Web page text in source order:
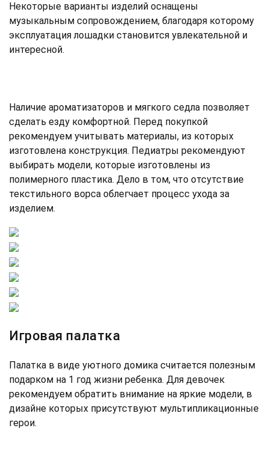
Некоторые варианты изделий оснащены
музыкальным сопровождением, благодаря которому
эксплуатация лошадки становится увлекательной и
интересной.
Наличие ароматизаторов и мягкого седла позволяет
сделать езду комфортной. Перед покупкой
рекомендуем учитывать материалы, из которых
изготовлена конструкция. Педиатры рекомендуют
выбирать модели, которые изготовлены из
полимерного пластика. Дело в том, что отсутствие
текстильного ворса облегчает процесс ухода за
изделием.
Игровая палатка
Палатка в виде уютного домика считается полезным
подарком на 1 год жизни ребенка. Для девочек
рекомендуем обратить внимание на яркие модели, в
дизайне которых присутствуют мультипликационные
герои.